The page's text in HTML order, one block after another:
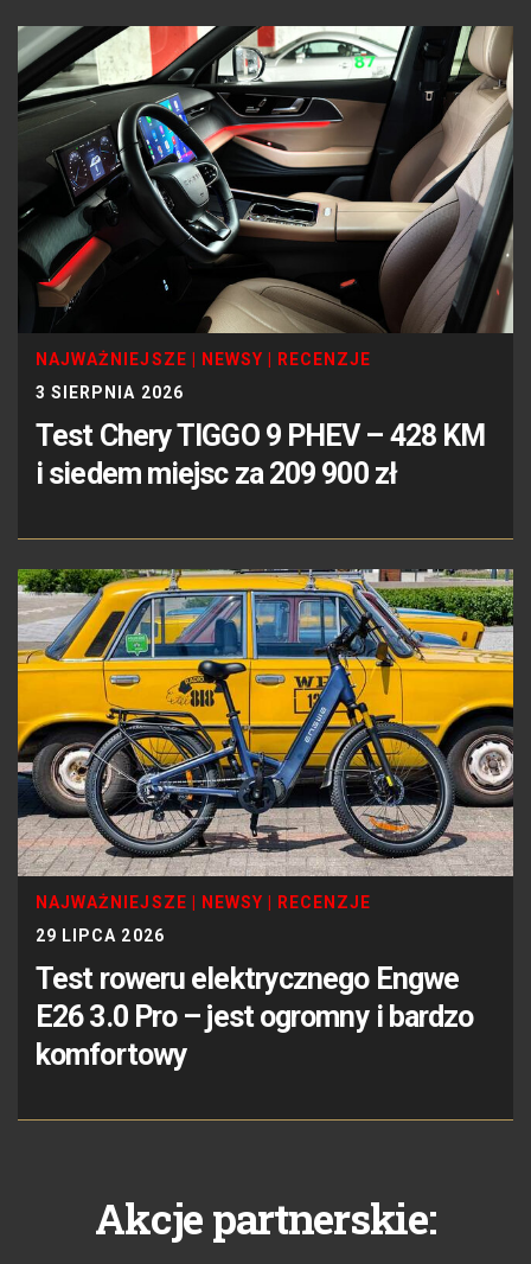
NAJWAŻNIEJSZE NEWSY
RECENZJE
3 SIERPNIA 2026
Test Chery TIGGO 9 PHEV – 428 KM
i siedem miejsc za 209 900 zł
NAJWAŻNIEJSZE NEWSY
RECENZJE
29 LIPCA 2026
Test roweru elektrycznego Engwe
E26 3.0 Pro – jest ogromny i bardzo
komfortowy
Akcje partnerskie: